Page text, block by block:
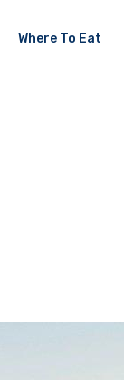
Where To Eat